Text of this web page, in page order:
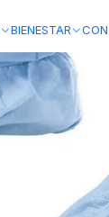
BIENESTAR